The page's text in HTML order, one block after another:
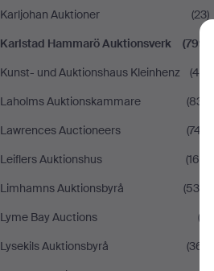
Karljohan Auktioner
(23)
Karlstad Hammarö Auktionsverk
(799)
Kunst- und Auktionshaus Kleinhenz
(46)
Laholms Auktionskammare
(831)
Lawrences Auctioneers
(747)
Leiflers Auktionshus
(165)
Limhamns Auktionsbyrå
(534)
Lyme Bay Auctions
(3)
Lysekils Auktionsbyrå
(361)